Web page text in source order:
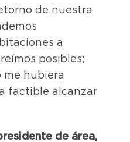
de nuestra
a
posibles;
me hubiera
factible alcanzar
de área,